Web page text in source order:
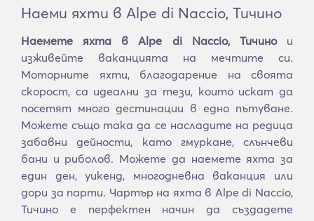
Наеми яхти в Alpe di Naccio, Тичино
Наемете яхта в Alpe di Naccio, Тичинои
изживейте ваканцията на мечтите си.
Моторните яхти, благодарение на своята
скорост, са идеални за тези, които искат да
посетят много дестинации в едно пътуване.
Можете също така да се насладите на редица
забавни дейности, като гмуркане, слънчеви
бани и риболов. Можете да наемете яхта за
един ден, уикенд, многодневна ваканция или
дори за парти. Чартър на яхта в Alpe di Naccio,
Тичино е перфектен начин да създадете